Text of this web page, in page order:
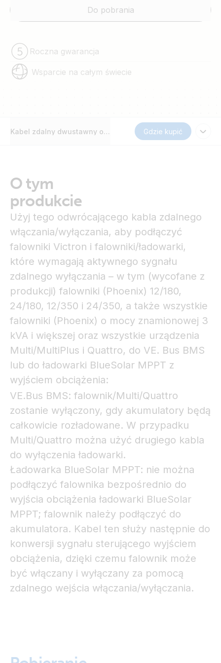
Do pobrania
Roczna gwarancja
Wsparcie na całym świecie
Kabel zdalny dwustawny odwracający Gdzie kupić
O tym
produkcie
Użyj tego odwrócającego kabla zdalnego
włączania/wyłączania, aby podłączyć
falowniki Victron i falowniki/ładowarki,
które wymagają aktywnego sygnału
zdalnego wyłączania – w tym (wycofane z
produkcji) falowniki (Phoenix) 12/180,
24/180, 12/350 i 24/350, a także wszystkie
falowniki (Phoenix) o mocy znamionowej 3
kVA i większej oraz wszystkie urządzenia
Multi/MultiPlus i Quattro, do VE. Bus BMS
lub do ładowarki BlueSolar MPPT z
wyjściem obciążenia:
VE.Bus BMS: falownik/Multi/Quattro
zostanie wyłączony, gdy akumulatory będą
całkowicie rozładowane. W przypadku
Multi/Quattro można użyć drugiego kabla
do wyłączenia ładowarki.
Ładowarka BlueSolar MPPT: nie można
podłączyć falownika bezpośrednio do
wyjścia obciążenia ładowarki BlueSolar
MPPT; falownik należy podłączyć do
akumulatora. Kabel ten służy następnie do
konwersji sygnału sterującego wyjściem
obciążenia, dzięki czemu falownik może
być włączany i wyłączany za pomocą
zdalnego wejścia włączania/wyłączania.